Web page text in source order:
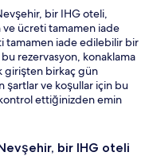
bir IHG oteli,
ve ücreti tamamen iade
tamamen iade edilebilir bir
bu rezervasyon, konaklama
girişten birkaç gün
şartlar ve koşullar için bu
ettiğinizden emin
bir IHG oteli